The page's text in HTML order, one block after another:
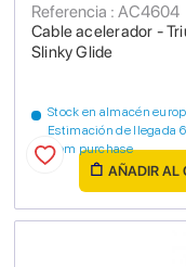
Cable acelerador -
Slinky Glide
Referencia : AC4604
Stock en almacén
Estimación de llegada
from purchase
AÑADIR AL